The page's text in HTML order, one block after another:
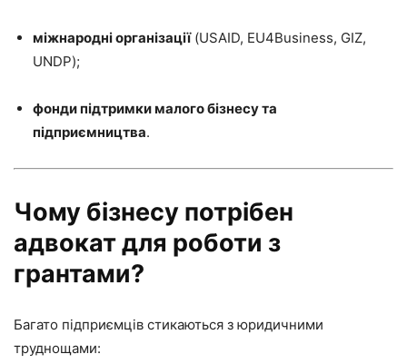
міжнародні організації(USAID, EU4Business, GIZ,
UNDP);
фонди підтримки малого бізнесу та
підприємництва.
Чому бізнесу потрібен
адвокат для роботи з
грантами?
Багато підприємців стикаються з юридичними
труднощами: